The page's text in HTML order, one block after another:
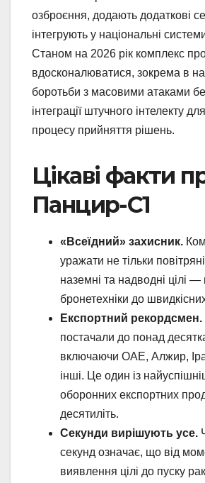
озброєння, додають додаткові
інтегрують у національні
Станом на 2026 рік комплекс
вдосконалюватися, зокрема в
боротьби з масовими атаками
інтеграції штучного інтелекту
процесу прийняття рішень.
Цікаві факти
Панцир-С1
«Всеїдний» захисник.
уражати не тільки
наземні та надводні цілі —
бронетехніки до
Експортний рекордсмен.
постачали до понад десятка
включаючи ОАЕ, Алжир,
інші. Це один із
оборонних експортних
десятиліть.
Секунди вирішують усе.
секунд означає, що від
виявлення цілі до пуску